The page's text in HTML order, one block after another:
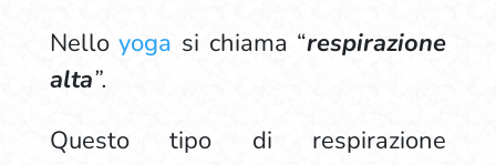
Nelloyoga si chiama “respirazione
alta”.
Questo tipo di respirazione